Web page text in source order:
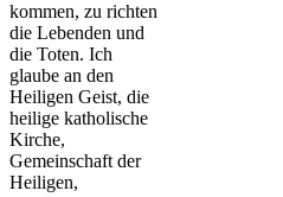
kommen, zu richten
die Lebenden und
die Toten. Ich
glaube an den
Heiligen Geist, die
heilige katholische
Kirche,
Gemeinschaft der
Heiligen,